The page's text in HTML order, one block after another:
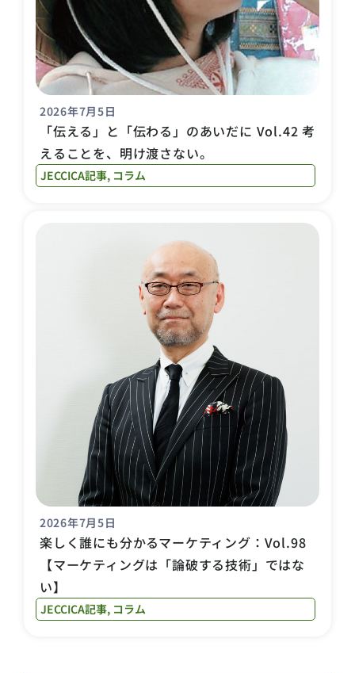
2026年7月5日
「伝える」と「伝わる」のあいだに Vol.42 考
えることを、明け渡さない。
JECCICA記事, コラム
2026年7月5日
楽しく誰にも分かるマーケティング：Vol.98
【マーケティングは「論破する技術」ではな
い】
JECCICA記事, コラム